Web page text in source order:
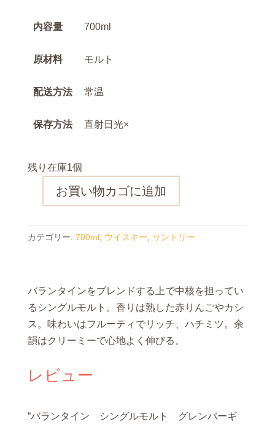
内容量 700ml
原材料 モルト
配送方法 常温
保存方法 直射日光×
残り在庫1個
ン
ン
グ
ル
ル
グ
お買い物カゴに追加
カテゴリー: 700ml, ウイスキー サントリー
バランタインをブレンドする上で中核を担ってい
るシングルモルト。香りは熟した赤りんごやカシ
ス。味わいはフルーティでリッチ、ハチミツ。余
韻はクリーミーで心地よく伸びる。
レビュー
“バランタイン シングルモルト グレンバーギ